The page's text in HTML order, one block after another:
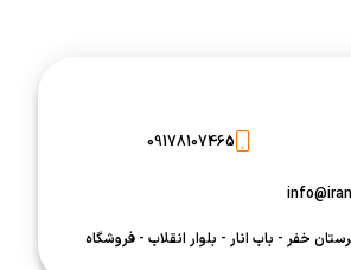
09178107465
خفر - باب انار - بلوار انقلاب - فروشگاه